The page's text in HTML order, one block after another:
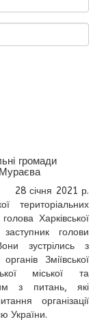
громади
28 січня 2021 р.
територіальних
Харківської
голови
зустрілись з
Зміївської
міської та
з питань, які
організації
України.